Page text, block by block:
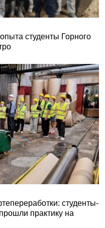
студенты Горного
студенты-
практику на